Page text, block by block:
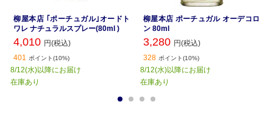
柳屋本店 ｢ポーチュガル｣オードト
ワレ ナチュラルスプレー(80ml )
4,010 円(税込)
401 ポイント(10%)
8/12(水)以降にお届け
在庫あり
柳屋本店 ポーチュガル オーデコロ
ン 80ml
3,280 円(税込)
328 ポイント(10%)
8/12(水)以降にお届け
在庫あり